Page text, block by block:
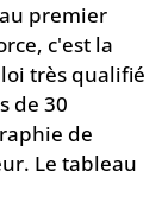
premier
c'est la
très qualifié
de 30
de
Le tableau